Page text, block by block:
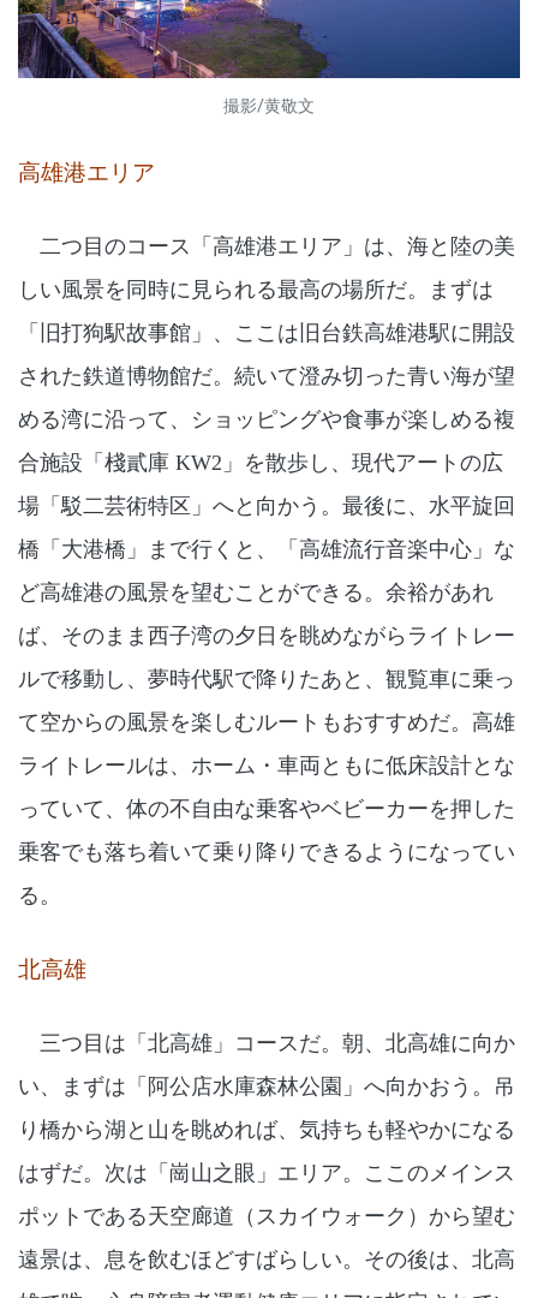
撮影/黄敬文
高雄港エリア
二つ目のコース「高雄港エリア」は、海と陸の美
しい風景を同時に見られる最高の場所だ。まずは
「旧打狗駅故事館」、ここは旧台鉄高雄港駅に開設
された鉄道博物館だ。続いて澄み切った青い海が望
める湾に沿って、ショッピングや食事が楽しめる複
合施設「棧貳庫 KW2」を散歩し、現代アートの広
場「駁二芸術特区」へと向かう。最後に、水平旋回
橋「大港橋」まで行くと、「高雄流行音楽中心」な
ど高雄港の風景を望むことができる。余裕があれ
ば、そのまま西子湾の夕日を眺めながらライトレー
ルで移動し、夢時代駅で降りたあと、観覧車に乗っ
て空からの風景を楽しむルートもおすすめだ。高雄
ライトレールは、ホーム・車両ともに低床設計とな
っていて、体の不自由な乗客やベビーカーを押した
乗客でも落ち着いて乗り降りできるようになってい
る。
北高雄
三つ目は「北高雄」コースだ。朝、北高雄に向か
い、まずは「阿公店水庫森林公園」へ向かおう。吊
り橋から湖と山を眺めれば、気持ちも軽やかになる
はずだ。次は「崗山之眼」エリア。ここのメインス
ポットである天空廊道（スカイウォーク）から望む
遠景は、息を飲むほどすばらしい。その後は、北高